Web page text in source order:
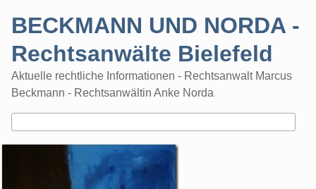
BECKMANN UND NORDA -
Rechtsanwälte Bielefeld
Aktuelle rechtliche Informationen - Rechtsanwalt Marcus
Beckmann - Rechtsanwältin Anke Norda